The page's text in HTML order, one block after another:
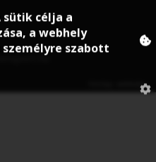
Honlap: webtoday
sütik célja a
a webhely
szabott